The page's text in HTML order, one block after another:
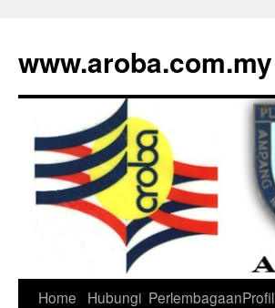
www.aroba.com.my
Skip
Home Hubungi PerlembagaanProfil